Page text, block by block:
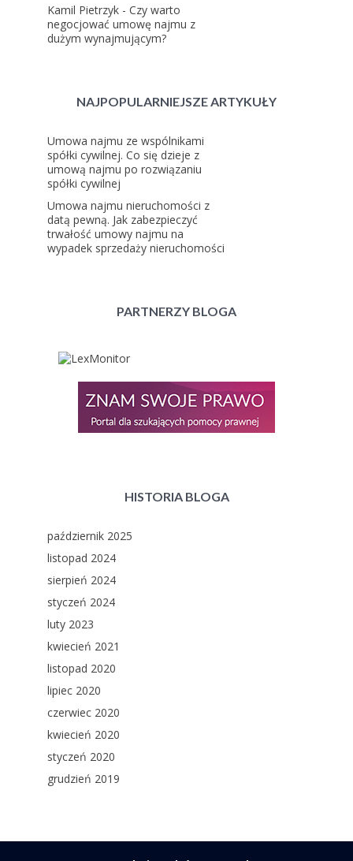
Kamil Pietrzyk - Czy warto
negocjować umowę najmu z
dużym wynajmującym?
NAJPOPULARNIEJSZE ARTYKUŁY
Umowa najmu ze wspólnikami
spółki cywilnej. Co się dzieje z
umową najmu po rozwiązaniu
spółki cywilnej
Umowa najmu nieruchomości z
datą pewną. Jak zabezpieczyć
trwałość umowy najmu na
wypadek sprzedaży nieruchomości
PARTNERZY BLOGA
HISTORIA BLOGA
październik 2025
listopad 2024
sierpień 2024
styczeń 2024
luty 2023
kwiecień 2021
listopad 2020
lipiec 2020
czerwiec 2020
kwiecień 2020
styczeń 2020
grudzień 2019